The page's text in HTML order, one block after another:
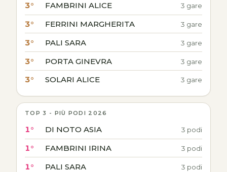
3° FAMBRINI ALICE 3 gare
3° FERRINI MARGHERITA 3 gare
3° PALI SARA 3 gare
3° PORTA GINEVRA 3 gare
3° SOLARI ALICE 3 gare
TOP 3 - PIÙ PODI 2026
1° DI NOTO ASIA 3 podi
1° FAMBRINI IRINA 3 podi
1° PALI SARA 3 podi